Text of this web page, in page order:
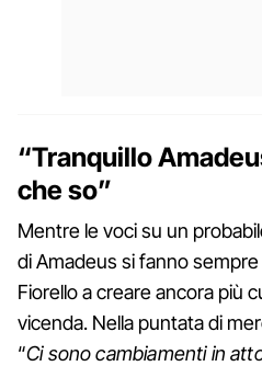
“Tranquillo
che so”
Mentre le voci su un
di Amadeus si fanno
Fiorello a creare ancora più
vicenda. Nella puntata di
“Ci sono cambiamenti in